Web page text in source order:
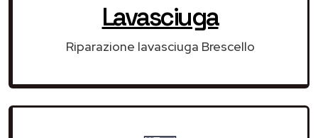
Lavasciuga
Riparazione lavasciuga Brescello